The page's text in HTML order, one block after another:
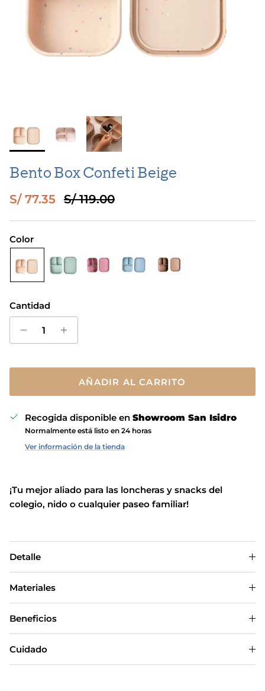
Bento Box Confeti Beige
Precio de venta
S/ 77.35 Precio normal
S/ 119.00
Color
Cantidad
AÑADIR AL CARRITO
Recogida disponible en Showroom San Isidro
Normalmente está listo en 24 horas
Ver información de la tienda
¡Tu mejor aliado para las loncheras y snacks del
colegio, nido o cualquier paseo familiar!
Detalle
Materiales
Beneficios
Cuidado